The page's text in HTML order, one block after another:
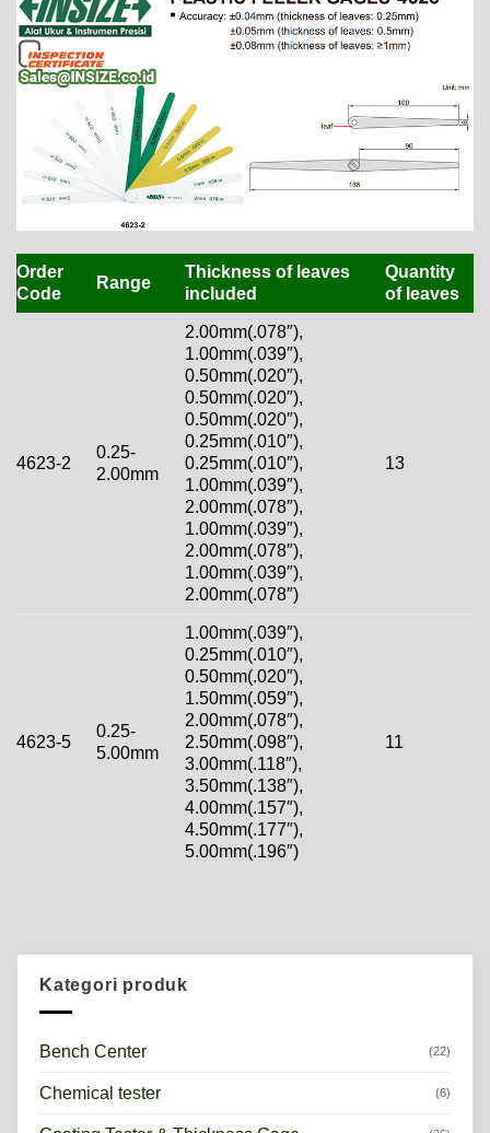
Order
Code
Range
Thickness of leaves
included
Quantity
of leaves
4623-2
0.25-
2.00mm
2.00mm(.078″),
1.00mm(.039″),
0.50mm(.020″),
0.50mm(.020″),
0.50mm(.020″),
0.25mm(.010″),
0.25mm(.010″),
1.00mm(.039″),
2.00mm(.078″),
1.00mm(.039″),
2.00mm(.078″),
1.00mm(.039″),
2.00mm(.078″)
13
4623-5
0.25-
5.00mm
1.00mm(.039″),
0.25mm(.010″),
0.50mm(.020″),
1.50mm(.059″),
2.00mm(.078″),
2.50mm(.098″),
3.00mm(.118″),
3.50mm(.138″),
4.00mm(.157″),
4.50mm(.177″),
5.00mm(.196″)
11
Kategori produk
Bench Center (22)
Chemical tester (6)